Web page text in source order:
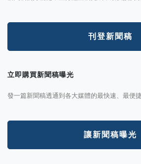
刊登新聞稿
立即購買新聞稿曝光
發一篇新聞稿透通到各大媒體的最快速、最便
讓新聞稿曝光